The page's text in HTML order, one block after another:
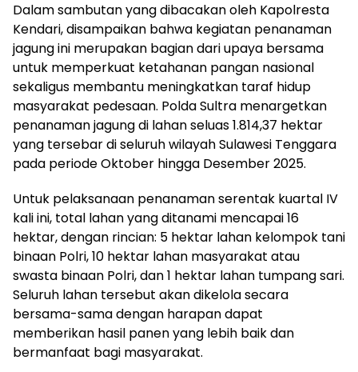
Dalam sambutan yang dibacakan oleh Kapolresta
Kendari, disampaikan bahwa kegiatan penanaman
jagung ini merupakan bagian dari upaya bersama
untuk memperkuat ketahanan pangan nasional
sekaligus membantu meningkatkan taraf hidup
masyarakat pedesaan. Polda Sultra menargetkan
penanaman jagung di lahan seluas 1.814,37 hektar
yang tersebar di seluruh wilayah Sulawesi Tenggara
pada periode Oktober hingga Desember 2025.
Untuk pelaksanaan penanaman serentak kuartal IV
kali ini, total lahan yang ditanami mencapai 16
hektar, dengan rincian: 5 hektar lahan kelompok tani
binaan Polri, 10 hektar lahan masyarakat atau
swasta binaan Polri, dan 1 hektar lahan tumpang sari.
Seluruh lahan tersebut akan dikelola secara
bersama-sama dengan harapan dapat
memberikan hasil panen yang lebih baik dan
bermanfaat bagi masyarakat.